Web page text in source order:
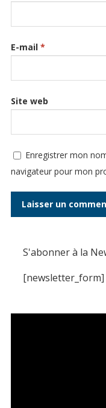
E-mail *
Site web
Enregistrer mon
navigateur pour mon
S'abonner à la
[newsletter_form]